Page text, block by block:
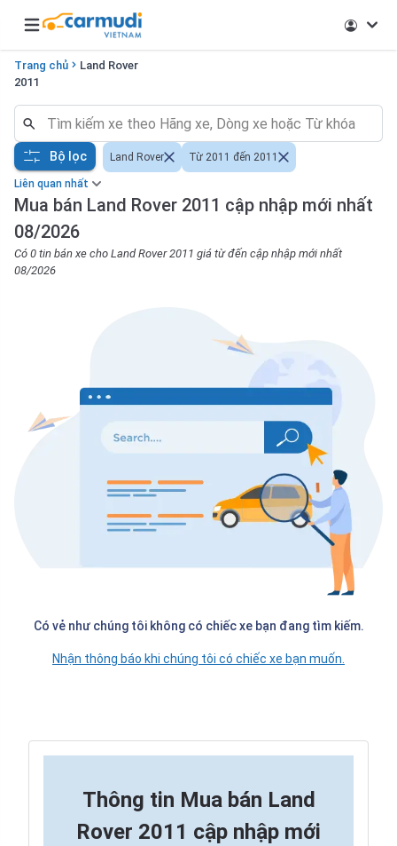
Open main menu
Trang chủ
Land Rover
2011
Liên quan nhất
Mua bán Land Rover 2011 cập nhập mới nhất
08/2026
Có 0 tin bán xe cho Land Rover 2011 giá từ đến cập nhập mới nhất
08/2026
Bộ lọc Land Rover Từ 2011 đến 2011
Có vẻ như chúng tôi không có chiếc xe bạn đang tìm kiếm.
Nhận thông báo khi chúng tôi có chiếc xe bạn muốn.
Thông tin Mua bán Land
Rover 2011 cập nhập mới